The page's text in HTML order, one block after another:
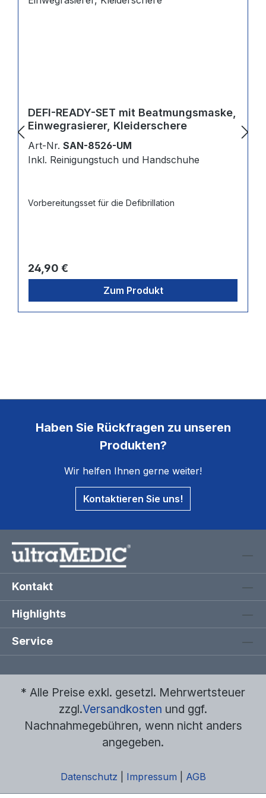
DEFI-READY-SET mit Beatmungsmaske,
Einwegrasierer, Kleiderschere
Art-Nr. SAN-8526-UM
Inkl. Reinigungstuch und Handschuhe
Vorbereitungsset für die Defibrillation
Regulärer Preis:
24,90 €
Zum Produkt
Haben Sie Rückfragen zu unseren
Produkten?
Wir helfen Ihnen gerne weiter!
Kontaktieren Sie uns!
Kontakt
Highlights
Service
* Alle Preise exkl. gesetzl. Mehrwertsteuer
zzgl.Versandkosten und ggf.
Nachnahmegebühren, wenn nicht anders
angegeben.
Datenschutz Impressum AGB